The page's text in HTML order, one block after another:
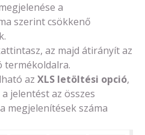
a
szerint csökkenő
az majd átirányít az
termékoldalra.
az XLS letöltési opció,
jelentést az összes
megjelenítések száma